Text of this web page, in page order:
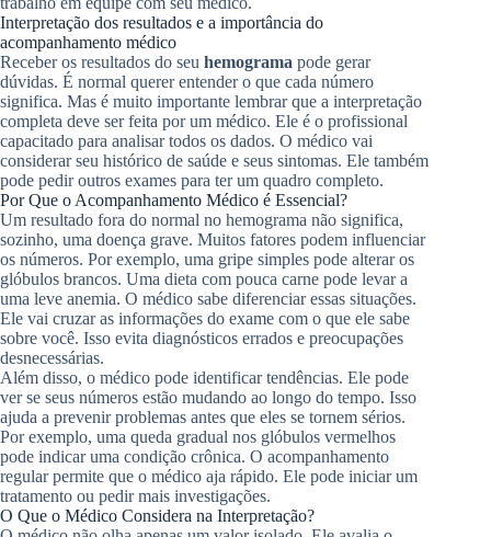
Interpretação dos resultados e a importância do
acompanhamento médico
Receber os resultados do seu hemograma pode gerar
dúvidas. É normal querer entender o que cada número
significa. Mas é muito importante lembrar que a interpretação
completa deve ser feita por um médico. Ele é o profissional
capacitado para analisar todos os dados. O médico vai
considerar seu histórico de saúde e seus sintomas. Ele também
pode pedir outros exames para ter um quadro completo.
Por Que o Acompanhamento Médico é Essencial?
Um resultado fora do normal no hemograma não significa,
sozinho, uma doença grave. Muitos fatores podem influenciar
os números. Por exemplo, uma gripe simples pode alterar os
glóbulos brancos. Uma dieta com pouca carne pode levar a
uma leve anemia. O médico sabe diferenciar essas situações.
Ele vai cruzar as informações do exame com o que ele sabe
sobre você. Isso evita diagnósticos errados e preocupações
desnecessárias.
Além disso, o médico pode identificar tendências. Ele pode
ver se seus números estão mudando ao longo do tempo. Isso
ajuda a prevenir problemas antes que eles se tornem sérios.
Por exemplo, uma queda gradual nos glóbulos vermelhos
pode indicar uma condição crônica. O acompanhamento
regular permite que o médico aja rápido. Ele pode iniciar um
tratamento ou pedir mais investigações.
O Que o Médico Considera na Interpretação?